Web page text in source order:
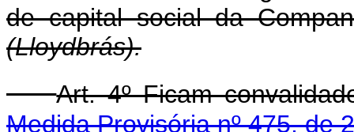
de capital social da
(Lloydbrás).
Art. 4º Ficam
Medida Provisória nº 475, de